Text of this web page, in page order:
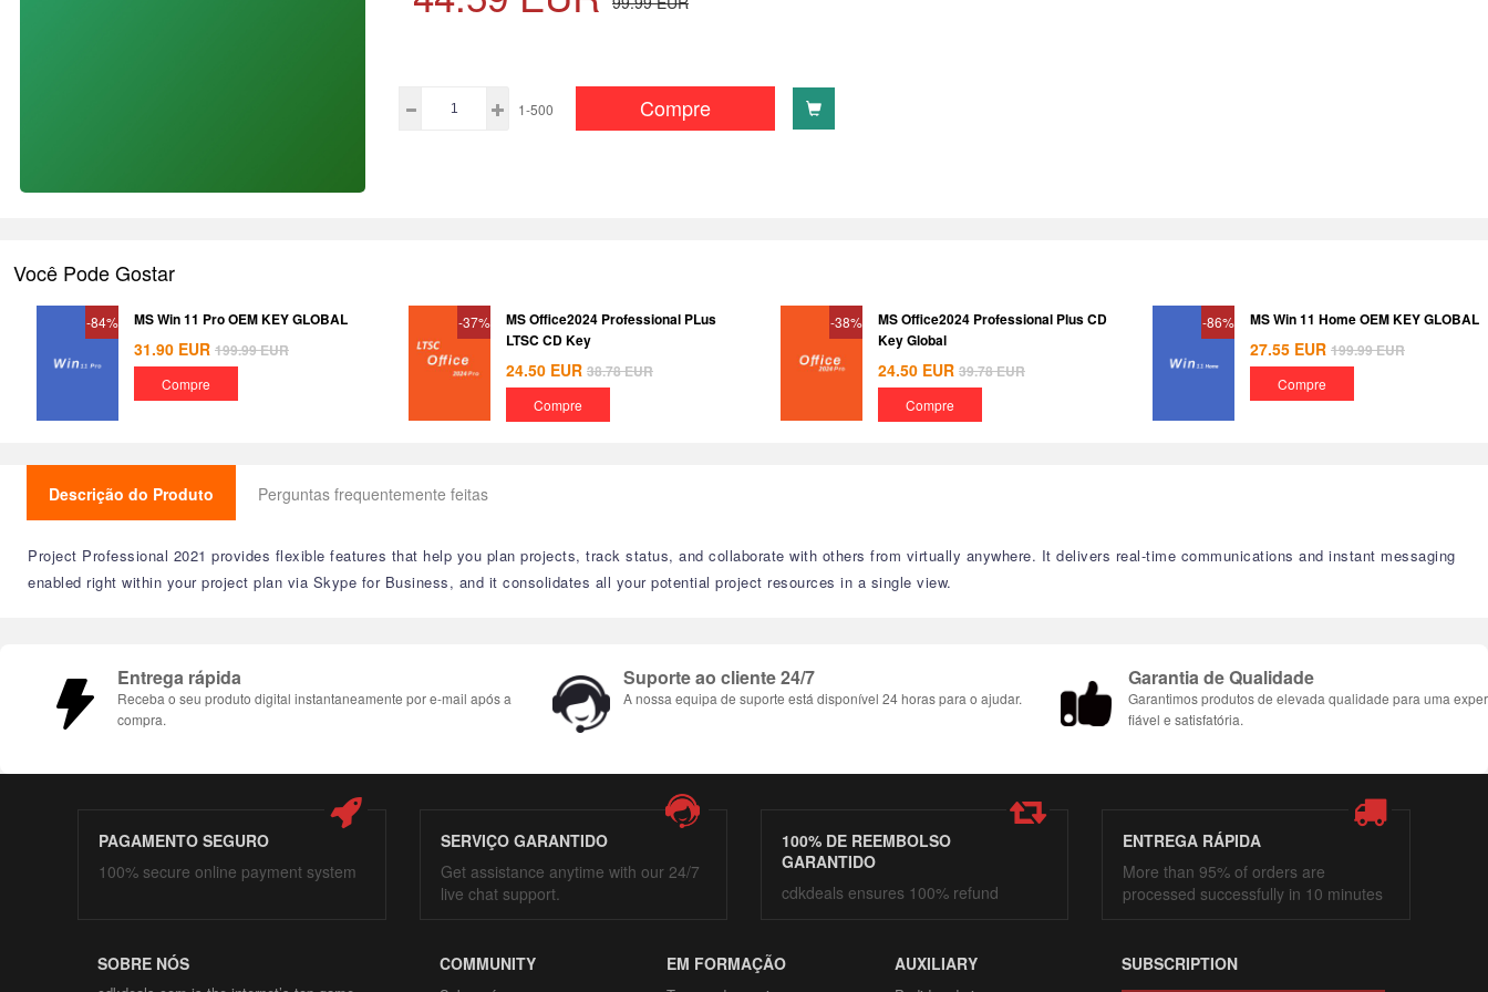
1-500 Compre
Você Pode Gostar
-84% MS Win 11 Pro OEM KEY GLOBAL
31.90 EUR 199.99EUR
Compre
-37%
MS Office2024 Professional PLus
LTSC CD Key
24.50 EUR 38.78EUR
Compre
-38%
MS Office2024 Professional Plus CD
Key Global
24.50 EUR 39.78EUR
Compre
-86% MS Win 11 Home OEM KEY GLOBAL
27.55 EUR 199.99EUR
Compre
Descrição do Produto Perguntas frequentemente feitas
Project Professional 2021 provides flexible features that help you plan projects, track status, and collaborate with others from virtually anywhere. It delivers real-time communications and instant messaging
enabled right within your project plan via Skype for Business, and it consolidates all your potential project resources in a single view.
Entrega rápida
Receba o seu produto digital instantaneamente por e-mail após a
compra.
Suporte ao cliente 24/7
A nossa equipa de suporte está disponível 24 horas para o ajudar.
Garantia de Qualidade
Garantimos produtos de elevada qualidade para uma
fiável e satisfatória.
PAGAMENTO SEGURO
100% secure online payment system
SERVIÇO GARANTIDO
Get assistance anytime with our 24/7
live chat support.
100% DE REEMBOLSO
GARANTIDO
cdkdeals ensures 100% refund
ENTREGA RÁPIDA
More than 95% of orders are
processed successfully in 10 minutes
SOBRE NÓS COMMUNITY EM FORMAÇÃO AUXILIARY SUBSCRIPTION